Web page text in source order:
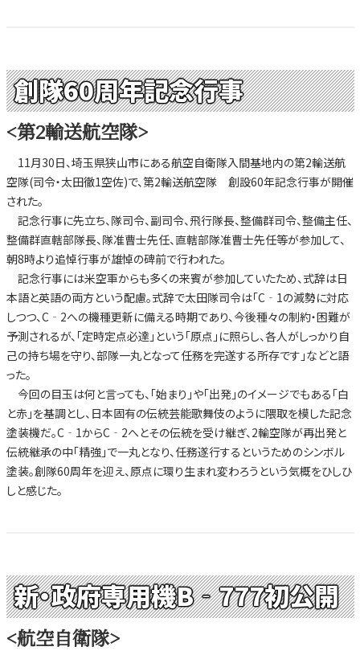
創隊60周年記念行事
<第2輸送航空隊>
11月30日、埼玉県狭山市にある航空自衛隊入間基地内の第2輸送航
空隊(司令・太田徹1空佐)で、第2輸送航空隊 創設60年記念行事が開催
された。
記念行事に先立ち、隊司令、副司令、飛行隊長、整備群司令、整備主任、
整備群直轄部隊長、隊准曹士先任、直轄部隊准曹士先任等が参加して、
朝8時より追悼行事が雄悼の碑前で行われた。
記念行事には米空軍からも多くの来賓が参加していたため、式辞は日
本語と英語の両方という配慮。式辞で太田隊司令は「C‐1の減勢に対応
しつつ、C‐2への機種更新に備える時期であり、今後種々の制約・困難が
予測されるが、「定時定点必達」という「原点」に照らし、各人がしっかり自
己の持ち場を守り、部隊一丸となって任務を完遂する所存です」などと語
った。
今回の目玉は何と言っても、「始まり」や「出発」のイメージでもある「白
と赤」を基調とし、日本固有の伝統芸能歌舞伎のように隈取を模した記念
塗装機だ。C‐1からC‐2へとその伝統を受け継ぎ、2輸空隊が再出発と
伝統継承の中「精強」で一丸となり、任務遂行するというためのシンボル
塗装。創隊60周年を迎え、原点に環り生まれ変わろうという気概をひしひ
しと感じた。
新・政府専用機B‐777初公開
<航空自衛隊>